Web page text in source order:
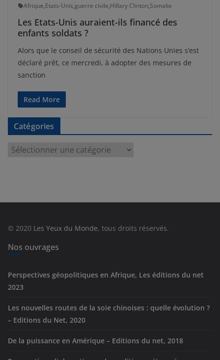
Afrique,Etats-Unis,guerre civile,Hillary Clinton,Somalie
Les Etats-Unis auraient-ils financé des
enfants soldats ?
Alors que le conseil de sécurité des Nations Unies s’est
déclaré prêt, ce mercredi, à adopter des mesures de
sanction
Read More
Catégories
e
s
© 2020 Les Yeux du Monde, tous droits réservés.
Nos ouvrages
Perspectives géopolitiques en Afrique, Les éditions du net
2023
Les nouvelles routes de la soie chinoises : quelle évolution ?
– Editions du Net, 2020
De la puissance en Amérique – Editions du net, 2018